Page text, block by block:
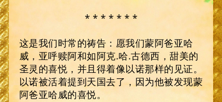
* * * * * * *
这是我们时常的祷告：愿我们蒙阿爸亚哈
威，亚呼赎阿和如阿克.哈.古德西，甜美的
圣灵的喜悦，并且得着像以诺那样的见证。
以诺被活着提到天国去了，因为他被发现蒙
阿爸亚哈威的喜悦。